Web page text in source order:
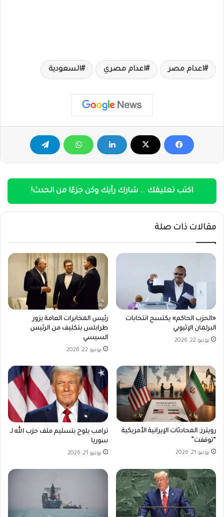
اعدام مصر اعدام مصري السعودية
اكتب تعليقك .. شارك رأيك وكن جزءًا من الحدث!
مقالات ذات صلة
«الحزب الحاكم» يكتسح انتخابات
البرلمان الإثيوبي
يونيو 22, 2026
رئيس المخابرات العامة يزور
طرابلس بتكليف من الرئيس
السيسي
يونيو 22, 2026
رويترز: المحادثات الإيرانية الأمريكية
“توقفت”
يونيو 21, 2026
ترامب يلوح بتسليم ملف حزب الله لـ
سوريا
يونيو 21, 2026